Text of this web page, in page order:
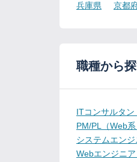
兵庫県 京都
職種から
ITコンサルタン
PM/PL（Web
システムエン
Webエンジニア